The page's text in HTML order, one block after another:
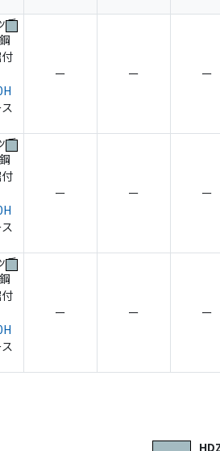
チ
ー ー ー
チ
ー ー ー
チ
ー ー ー